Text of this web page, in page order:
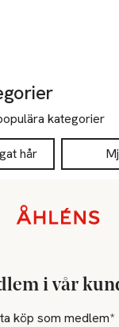
kategorier
hår
i vår
köp som medlem*